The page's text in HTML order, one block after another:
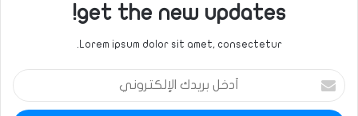
get the new updates!
Lorem ipsum dolor sit amet, consectetur.
أدخل
بريدك
الإلكتروني